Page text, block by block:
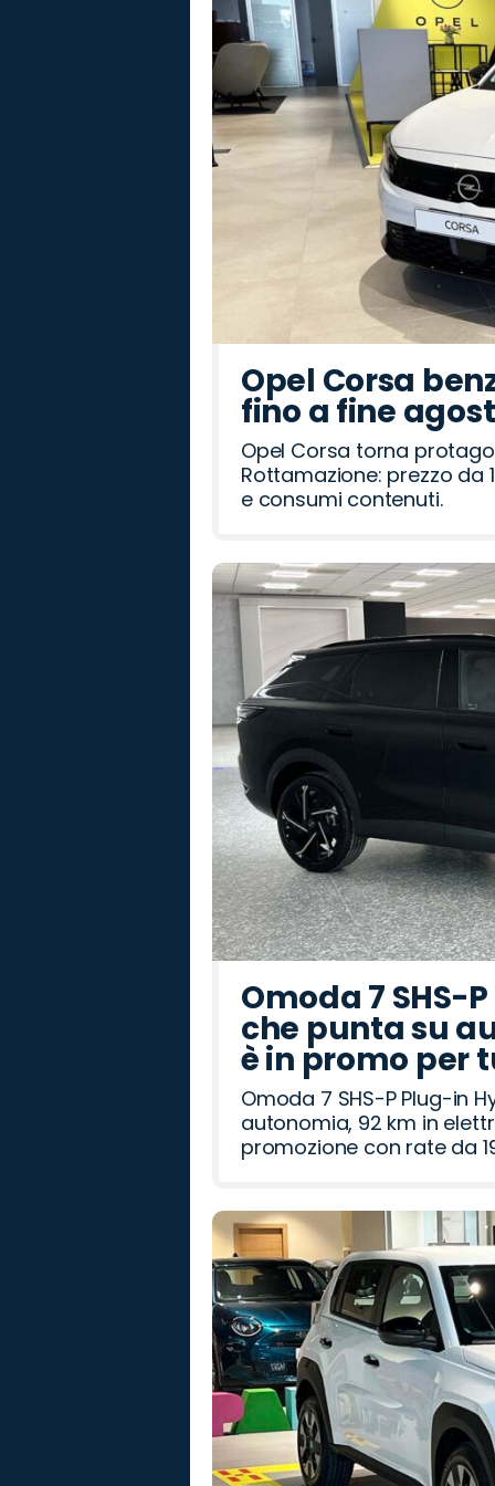
Rover
Romeo
Opel Corsa
fino a fine
Opel Corsa torna
Rottamazione: prezzo da
e consumi contenuti.
Omoda 7 SHS-
che punta su
è in promo per
Omoda 7 SHS-P Plug-in
autonomia, 92 km in
promozione con rate da